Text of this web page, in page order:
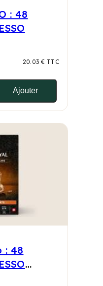
: 48
20.03 € TTC
Ajouter
: 48